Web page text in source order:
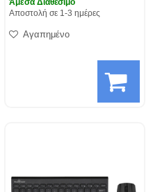
Άμεσα Διαθέσιμο
Αποστολή σε 1-3 ημέρες
Αγαπημένο